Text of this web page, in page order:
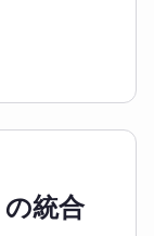
統合